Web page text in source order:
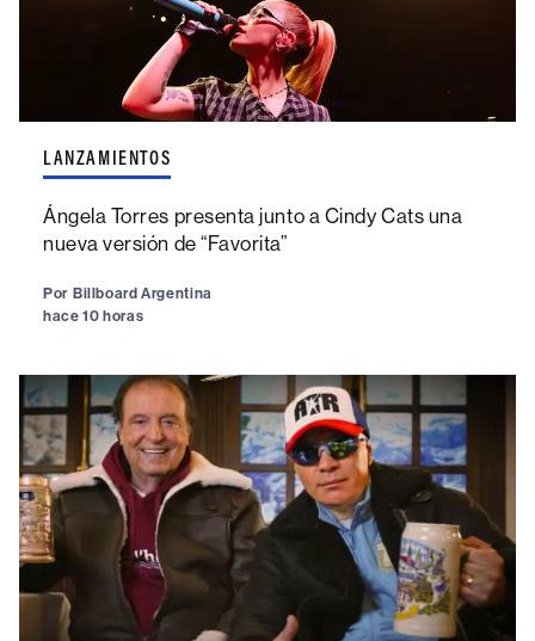
LANZAMIENTOS
Ángela Torres presenta junto a Cindy Cats una
nueva versión de “Favorita”
Por Billboard Argentina
hace 10 horas